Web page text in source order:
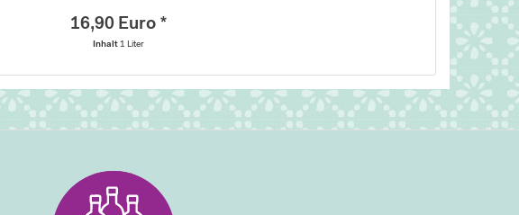
16,90 Euro *
Inhalt1 Liter